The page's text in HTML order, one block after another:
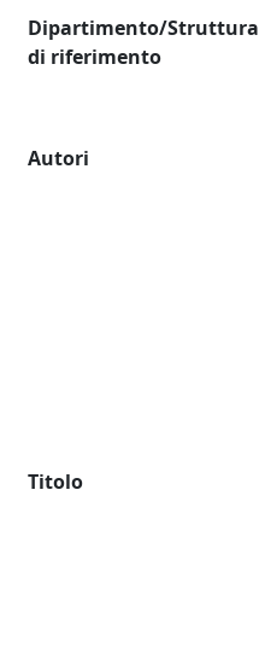
Dipartimento/Struttura
di riferimento
Autori
Titolo